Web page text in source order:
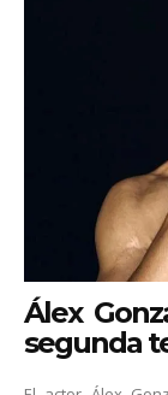
Álex
segunda